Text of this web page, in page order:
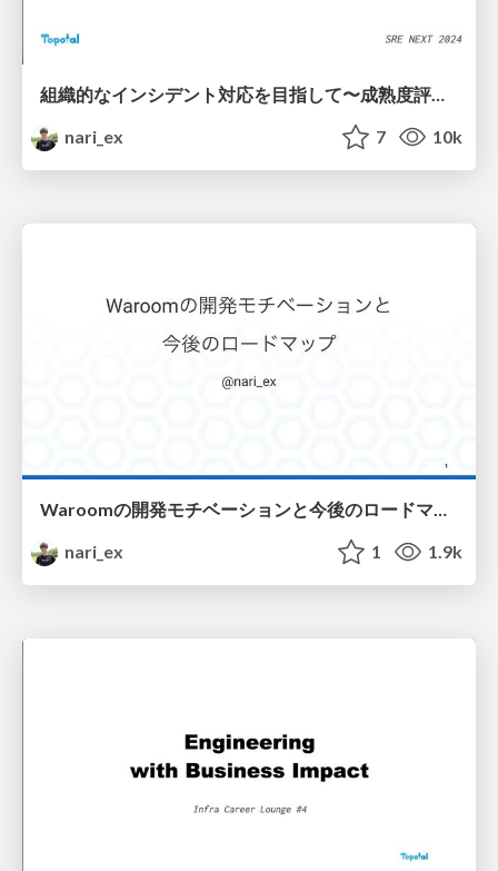
組織的なインシデント対応を目指して〜成熟度評価と改善のステップ〜 / Towards an Organized Incident Response - Maturity Assessment and Improvement Steps -
nari_ex
7 10k
nari_ex
1 1.9k